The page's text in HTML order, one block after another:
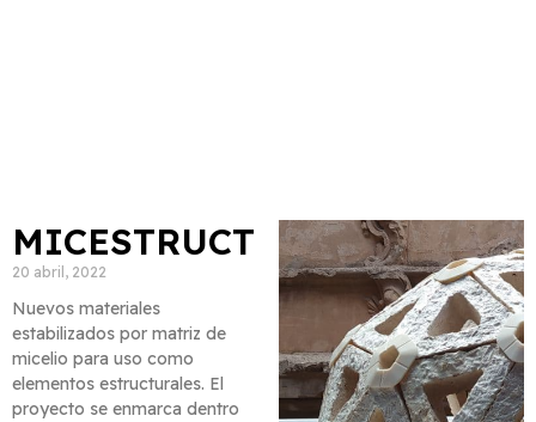
MICESTRUCT
20 abril, 2022
Nuevos materiales
estabilizados por matriz de
micelio para uso como
elementos estructurales. El
proyecto se enmarca dentro